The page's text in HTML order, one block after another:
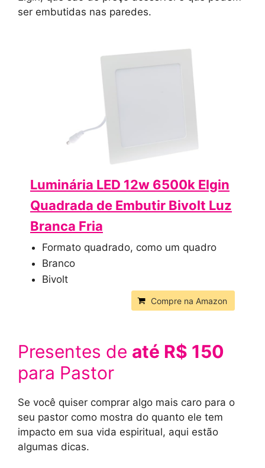
ser embutidas nas paredes.
Luminária LED 12w 6500k Elgin
Quadrada de Embutir Bivolt Luz
Branca Fria
Formato quadrado, como um quadro
Branco
Bivolt
Compre na Amazon
Presentes de até R$ 150
para Pastor
Se você quiser comprar algo mais caro para o
seu pastor como mostra do quanto ele tem
impacto em sua vida espiritual, aqui estão
algumas dicas.